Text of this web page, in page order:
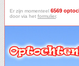
Er zijn momenteel 6569
door via het formulier.